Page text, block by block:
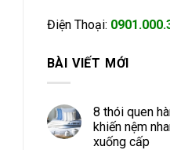
Điện Thoại:
BÀI VIẾT MỚI
8 thói quen
khiến nệm
xuống cấp